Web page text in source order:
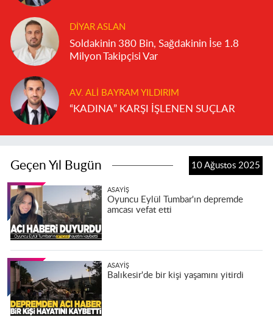
DIYAR ASLAN
Soldakinin 380 Bin, Sağdakinin İse 1.8
Milyon Takipçisi Var
AV. ALI BAYRAM YILDIRIM
“KADINA” KARŞI İŞLENEN SUÇLAR
Geçen Yıl Bugün 10 Ağustos 2025
ASAYIŞ
Oyuncu Eylül Tumbar'ın depremde
amcası vefat etti
ASAYIŞ
Balıkesir'de bir kişi yaşamını yitirdi